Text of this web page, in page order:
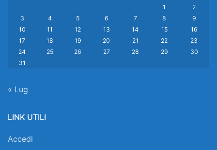
1
2
3
4 5 6 7 8
9
10
11 12 13 14 15
16
17
18 19 20 21 22
23
24
25 26 27 28 29
30
31
« Lug
LINK UTILI
Accedi